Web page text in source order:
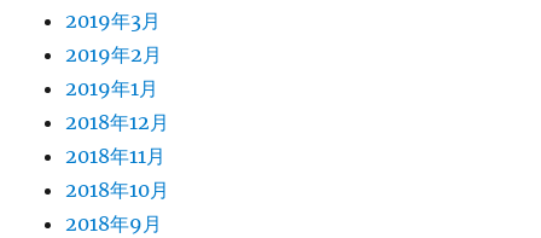
2019年3月
2019年2月
2019年1月
2018年12月
2018年11月
2018年10月
2018年9月